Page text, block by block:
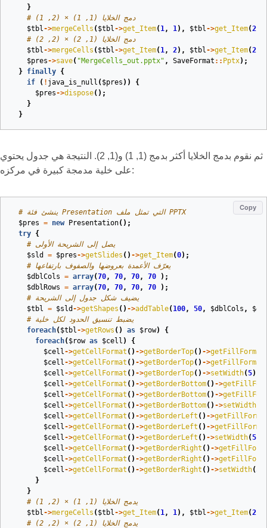
}
# دمج الخلايا (1, 1) × (2, 1)
$tbl->mergeCells ( $tbl->get_Item( 1, 1), $tbl->get_Item(2
# دمج الخلايا (1, 2) × (2, 2)
$tbl->mergeCells ( $tbl->get_Item( 1, 2), $tbl->get_Item(2
$pres->save( "MergeCells_out.pptx" , SaveFormat :: Pptx);
} finally {
if
( ! java_is_null ( $pres ))
{
$pres->dispose();
}
}
ثم نقوم بدمج الخلايا أكثر بدمج (1, 1) و(1, 2). النتيجة هي جدول يحتوي
على خلية مدمجة كبيرة في مركزه:
Copy
# ينشئ فئة Presentation التي تمثل ملف PPTX
$pres = new Presentation();
try {
# يصل إلى الشريحة الأولى
$sld
= $pres->getSlides () ->get_Item(0);
# يعرّف الأعمدة بعروضها والصفوف بارتفاعها
$dblCols = array(70, 70, 70, 70
);
$dblRows = array(70, 70, 70, 70
);
# يضيف شكل جدول إلى الشريحة
$tbl = $sld ->getShapes () ->addTable( 100, 50, $dblCols ,
# يضبط تنسيق الحدود لكل خلية
foreach( $tbl->getRows () as $row)
{
foreach( $row as $cell )
{
$cell->getCellFormat () ->getBorderTop() ->getFillFormat
$cell->getCellFormat () ->getBorderTop() ->getFillFormat
$cell->getCellFormat () ->getBorderTop() ->setWidth(5);
$cell->getCellFormat () ->getBorderBottom() ->
$cell->getCellFormat () ->getBorderBottom() ->
$cell->getCellFormat () ->getBorderBottom() ->setWidth
$cell->getCellFormat () ->getBorderLeft () ->
$cell->getCellFormat () ->getBorderLeft () ->
$cell->getCellFormat () ->getBorderLeft () ->setWidth(5
$cell->getCellFormat () ->getBorderRight () ->
$cell->getCellFormat () ->getBorderRight () ->
$cell->getCellFormat () ->getBorderRight () ->setWidth(5
}
}
# يدمج الخلايا (1, 1) × (2, 1)
$tbl->mergeCells ( $tbl->get_Item( 1, 1), $tbl->get_Item(2
# يدمج الخلايا (1, 2) × (2, 2)